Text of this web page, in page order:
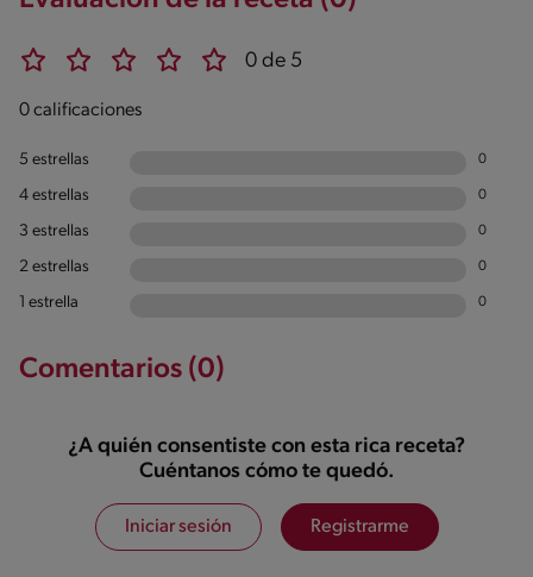
0.7g / %
0 de 5
0 calificaciones
5 estrellas 0
4 estrellas 0
3 estrellas 0
2 estrellas 0
1 estrella 0
Comentarios (0)
¿A quién consentiste con esta rica receta?
Cuéntanos cómo te quedó.
Iniciar sesión Registrarme